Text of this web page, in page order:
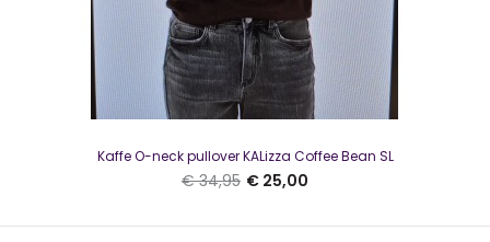
Kaffe O-neck pullover KALizza Coffee Bean SL
€ 34,95 € 25,00